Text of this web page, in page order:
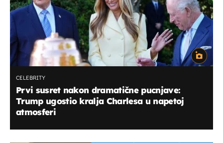
CELEBRITY
Prvi susret nakon dramatične pucnjave:
Trump ugostio kralja Charlesa u napetoj
atmosferi